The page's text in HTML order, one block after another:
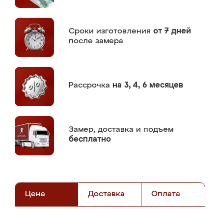
Сроки изготовления от 7 дней
после замера
Рассрочка на 3, 4, 6 месяцев
Замер, доставка и подъем
бесплатно
Цена Доставка Оплата